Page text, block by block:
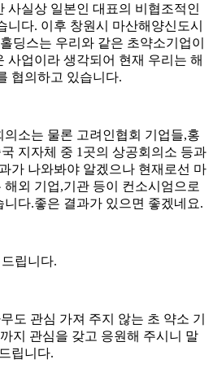
사실상 일본인 대표의 비협조적인
니다. 이후 창원시 마산해양신도시
딩스는 우리와 같은 초약소기업이
사업이라 생각되어 현재 우리는 해
협의하고 있습니다.
소는 물론 고려인협회 기업들,홍
지자체 중 1곳의 상공회의소 등과
가 나와봐야 알겠으나 현재로선 마
외 기업,기관 등이 컨소시엄으로
다.좋은 결과가 있으면 좋겠네요.
립니다.
도 관심 가져 주지 않는 초 약소 기
지 관심을 갖고 응원해 주시니 말
립니다.